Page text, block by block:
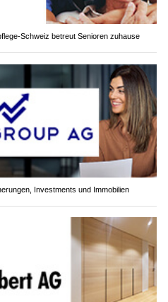
Schweiz betreut Senioren zuhause
Investments und Immobilien